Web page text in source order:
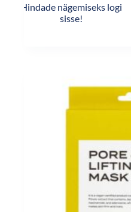
Hindade nägemiseks logi
sisse!